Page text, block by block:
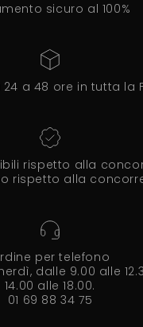
sicuro al 100%
a 48 ore in tutta la
rispetto alla
rispetto alla
per telefono
dalle 9.00 alle
14.00 alle 18.00.
01 69 88 34 75